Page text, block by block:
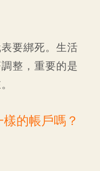
要綁死。生活
整，重要的是
的帳戶嗎？